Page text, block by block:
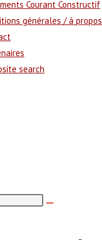
Courant Constructif
générales / à propos
search